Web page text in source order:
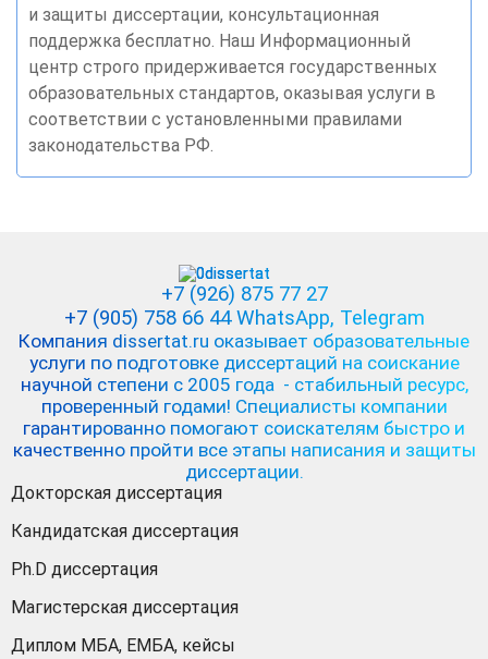
и защиты диссертации, консультационная
поддержка бесплатно. Наш Информационный
центр строго придерживается государственных
образовательных стандартов, оказывая услуги в
соответствии с установленными правилами
законодательства РФ.
+7 (926) 875 77 27
+7 (905) 758 66 44 WhatsApp, Telegram
Компания dissertat.ru оказывает образовательные
услуги по подготовке диссертаций на соискание
научной степени с 2005 года - стабильный ресурс,
проверенный годами! Специалисты компании
гарантированно помогают соискателям быстро и
качественно пройти все этапы написания и защиты
диссертации.
Докторская диссертация
Кандидатская диссертация
Ph.D диссертация
Магистерская диссертация
Диплом МБА, ЕМБА, кейсы